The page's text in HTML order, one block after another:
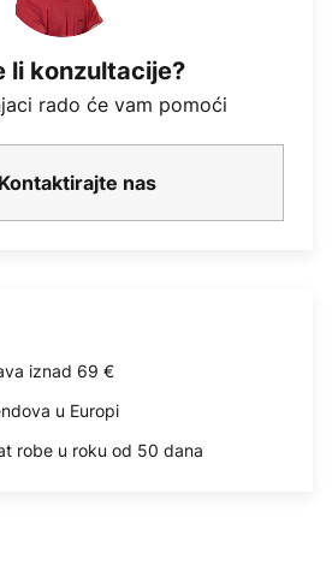
li konzultacije?
rado će vam pomoći
Kontaktirajte nas
iznad 69 €
u Europi
robe u roku od 50 dana